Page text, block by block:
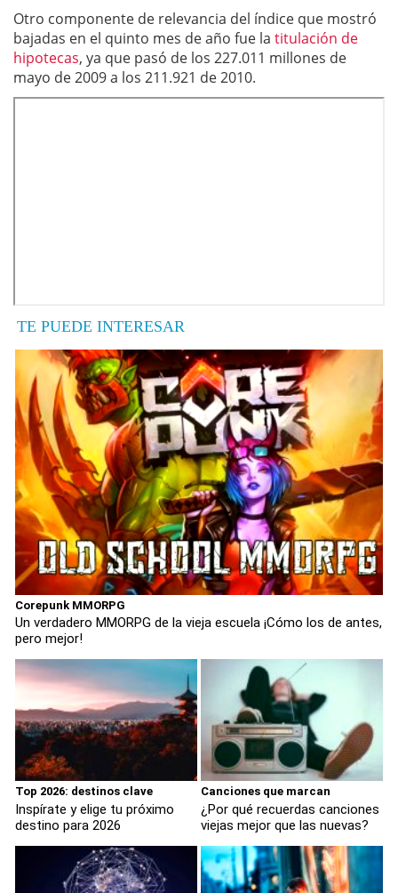
Otro componente de relevancia del índice que mostró
bajadas en el quinto mes de año fue la titulación de
hipotecas, ya que pasó de los 227.011 millones de
mayo de 2009 a los 211.921 de 2010.
TE PUEDE INTERESAR
Corepunk MMORPG
Un verdadero MMORPG de la vieja escuela ¡Cómo los de antes,
pero mejor!
Top 2026: destinos clave
Inspírate y elige tu próximo
destino para 2026
Canciones que marcan
¿Por qué recuerdas canciones
viejas mejor que las nuevas?